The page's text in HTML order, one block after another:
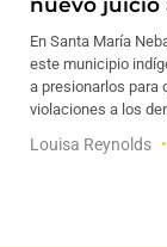
nuevo juicio
En Santa María
este municipio
a presionarlos para
violaciones a los
Louisa Reynolds